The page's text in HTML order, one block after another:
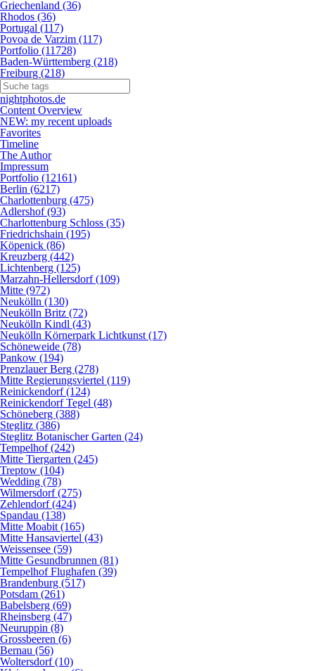
Griechenland (36)
Rhodos (36)
Portugal (117)
Povoa de Varzim (117)
Portfolio (11728)
Baden-Württemberg (218)
Freiburg (218)
nightphotos.de
Content Overview
NEW: my recent uploads
Favorites
Timeline
The Author
Impressum
Portfolio (12161)
Berlin (6217)
Charlottenburg (475)
Adlershof (93)
Charlottenburg Schloss (35)
Friedrichshain (195)
Köpenick (86)
Kreuzberg (442)
Lichtenberg (125)
Marzahn-Hellersdorf (109)
Mitte (972)
Neukölln (130)
Neukölln Britz (72)
Neukölln Kindl (43)
Neukölln Körnerpark Lichtkunst (17)
Schöneweide (78)
Pankow (194)
Prenzlauer Berg (278)
Mitte Regierungsviertel (119)
Reinickendorf (124)
Reinickendorf Tegel (48)
Schöneberg (388)
Steglitz (386)
Steglitz Botanischer Garten (24)
Tempelhof (242)
Mitte Tiergarten (245)
Treptow (104)
Wedding (78)
Wilmersdorf (275)
Zehlendorf (424)
Spandau (138)
Mitte Moabit (165)
Mitte Hansaviertel (43)
Weissensee (59)
Mitte Gesundbrunnen (81)
Tempelhof Flughafen (39)
Brandenburg (517)
Potsdam (261)
Babelsberg (69)
Rheinsberg (47)
Neuruppin (8)
Grossbeeren (6)
Bernau (56)
Woltersdorf (10)